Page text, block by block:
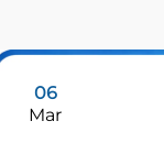
06
Mar